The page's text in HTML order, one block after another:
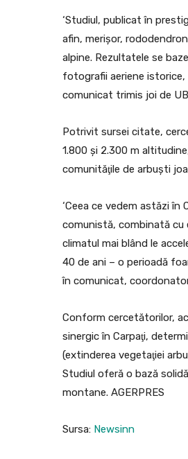
‘Studiul, publicat în
afin, merişor,
alpine. Rezultatele se
fotografii aeriene istorice,
comunicat trimis joi de
Potrivit sursei citate,
1.800 şi 2.300 m
comunităţile de arbuşti
‘Ceea ce vedem astăzi în
comunistă, combinată cu
climatul mai blând le
40 de ani – o perioadă
în comunicat,
Conform cercetătorilor,
sinergic în Carpaţi,
(extinderea vegetaţiei
Studiul oferă o bază
montane. AGERPRES
Sursa: Newsinn